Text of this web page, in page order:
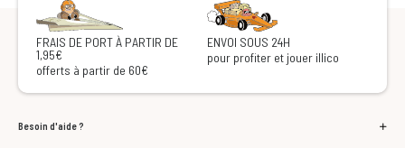
FRAIS DE PORT À PARTIR DE
1,95€
offerts à partir de 60€
ENVOI SOUS 24H
pour profiter et jouer illico
Besoin d'aide ?